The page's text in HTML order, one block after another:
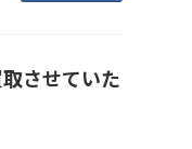
させていた